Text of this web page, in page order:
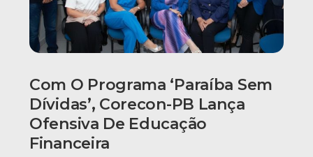
Com O Programa ‘Paraíba Sem
Dívidas’, Corecon-PB Lança
Ofensiva De Educação
Financeira